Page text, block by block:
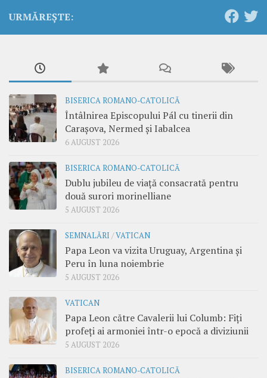
URMĂREȘTE:
BISERICA ROMANO-CATOLICĂ
Întâlnirea Episcopului Pál cu tinerii din
Carașova, Nermed și Iabalcea
6 AUGUST 2026
BISERICA ROMANO-CATOLICĂ
Dublu jubileu de viață consacrată pentru
două surori morinelliane
5 AUGUST 2026
SEMNALĂRI /VATICAN
Papa Leon va vizita Uruguay, Argentina și
Peru în luna noiembrie
5 AUGUST 2026
VATICAN
Papa Leon către Cavalerii lui Columb: Fiți
profeți ai armoniei într-o epocă a diviziunii
5 AUGUST 2026
BISERICA ROMANO-CATOLICĂ